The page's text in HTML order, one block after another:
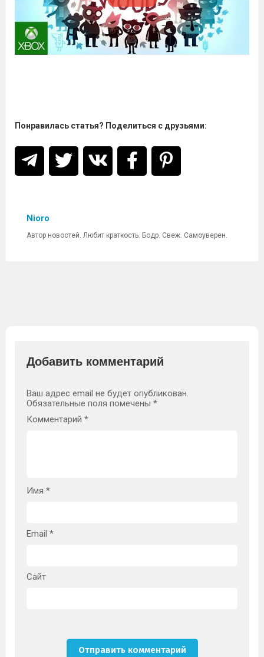
Понравилась статья? Поделиться с друзьями:
Nioro
Автор новостей. Любит краткость. Бодр. Свеж. Самоуверен.
Добавить комментарий
Ваш адрес email не будет опубликован.
Обязательные поля помечены *
Комментарий *
Имя *
Email *
Сайт